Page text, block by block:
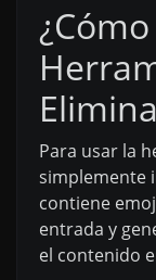
Para usar la
simplemente
contiene
entrada y
el contenido